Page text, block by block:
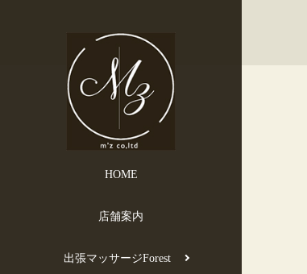
HOME
店舗案内
出張マッサージForest